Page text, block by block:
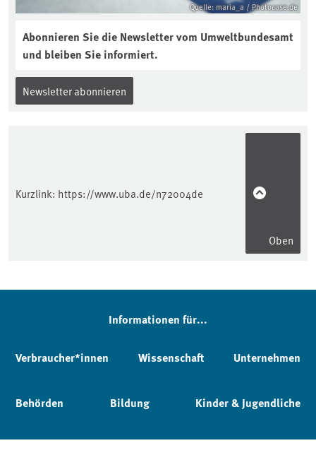
Quelle: maria_a / Photocase.de
Abonnieren Sie die Newsletter vom Umweltbundesamt
und bleiben Sie informiert.
Newsletter abonnieren
Kurzlink: https://www.uba.de/n72004de
Oben
Informationen für...
Verbraucher*innen Wissenschaft Unternehmen
Behörden Bildung Kinder & Jugendliche